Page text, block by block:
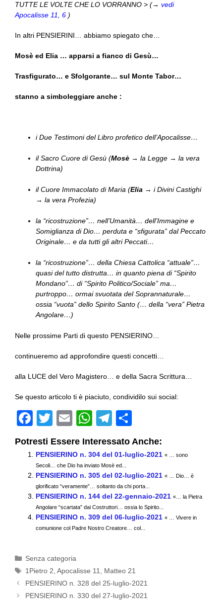
TUTTE LE VOLTE CHE LO VORRANNO > (→ vedi
Apocalisse 11, 6 )
In altri PENSIERINI… abbiamo spiegato che…
Mosè ed Elia … apparsi a fianco di Gesù…
Trasfigurato… e Sfolgorante… sul Monte Tabor…
stanno a simboleggiare anche :
i Due Testimoni del Libro profetico dell’Apocalisse…
il Sacro Cuore di Gesù (Mosè → la Legge → la vera
Dottrina)
il Cuore Immacolato di Maria (Elia → i Divini Castighi
→ la vera Profezia)
la “ricostruzione”… nell’Umanità… dell’Immagine e
Somiglianza di Dio… perduta e “sfigurata” dal Peccato
Originale… e da tutti gli altri Peccati…
la “ricostruzione”… della Chiesa Cattolica “attuale”…
quasi del tutto distrutta… in quanto piena di “Spirito
Mondano”… di “Spirito Politico/Sociale” ma…
purtroppo… ormai svuotata del Soprannaturale…
ossia “vuota” dello Spirito Santo (… della “vera” Pietra
Angolare…)
Nelle prossime Parti di questo PENSIERINO…
continueremo ad approfondire questi concetti…
alla LUCE del Vero Magistero… e della Sacra Scrittura…
Se questo articolo ti è piaciuto, condividilo sui social:
F
c
e
b
o
o
k
T
wi
tt
er
E
m
ail
W
at
s
A
p
p
T
el
e
gr
a
m
o
n
vi
di
Potresti Essere Interessato Anche:
PENSIERINO n. 304 del 01-luglio-2021 « … sono
Secoli… che Dio ha inviato Mosè ed...
PENSIERINO n. 305 del 02-luglio-2021 « … Dio… è
glorificato “veramente”… soltanto da chi porta...
PENSIERINO n. 144 del 22-gennaio-2021 «… la Pietra
Angolare “scartata” dai Costruttori… ossia lo Spirito...
PENSIERINO n. 309 del 06-luglio-2021 « … Vivere in
comunione col Padre Nostro Creatore… col...
Categorie
Senza categoria
Tag
1Pietro 2,Apocalisse 11, Matteo 21
PENSIERINO n. 328 del 25-luglio-2021
PENSIERINO n. 330 del 27-luglio-2021